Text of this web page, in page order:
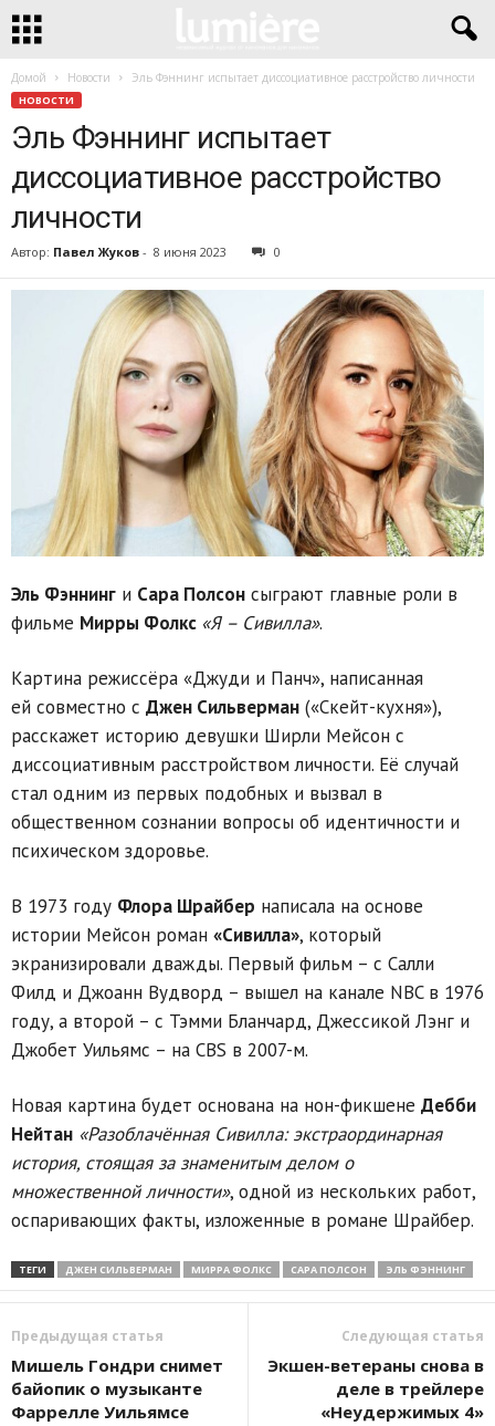
Домой Новости Эль Фэннинг испытает диссоциативное расстройство личности
НОВОСТИ
Эль Фэннинг испытает
диссоциативное расстройство
личности
Автор: Павел Жуков - 8 июня 2023 0
Эль Фэннинг и Сара Полсон сыграют главные роли в
фильме Мирры Фолкс «Я – Сивилла».
Картина режиссёра «Джуди и Панч», написанная
ей совместно с Джен Сильверман («Скейт-кухня»),
расскажет историю девушки Ширли Мейсон с
диссоциативным расстройством личности. Её случай
стал одним из первых подобных и вызвал в
общественном сознании вопросы об идентичности и
психическом здоровье.
В 1973 году Флора Шрайбер написала на основе
истории Мейсон роман «Сивилла», который
экранизировали дважды. Первый фильм – с Салли
Филд и Джоанн Вудворд – вышел на канале NBC в 1976
году, а второй – с Тэмми Бланчард, Джессикой Лэнг и
Джобет Уильямс – на CBS в 2007-м.
Новая картина будет основана на нон-фикшене Дебби
Нейтан «Разоблачённая Сивилла: экстраординарная
история, стоящая за знаменитым делом о
множественной личности», одной из нескольких работ,
оспаривающих факты, изложенные в романе Шрайбер.
ТЕГИ ДЖЕН СИЛЬВЕРМАН МИРРА ФОЛКС САРА ПОЛСОН ЭЛЬ ФЭННИНГ
Предыдущая статья
Мишель Гондри снимет
байопик о музыканте
Фаррелле Уильямсе
Следующая статья
Экшен-ветераны снова в
деле в трейлере
«Неудержимых 4»